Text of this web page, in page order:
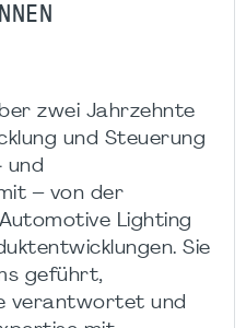
zwei Jahrzehnte
und Steuerung
und
– von der
Lighting
Sie
geführt,
verantwortet und